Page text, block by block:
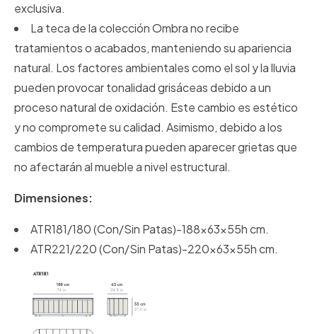
exclusiva.
La teca de la colección Ombra no recibe
tratamientos o acabados, manteniendo su apariencia
natural. Los factores ambientales como el sol y la lluvia
pueden provocar tonalidad grisáceas debido a un
proceso natural de oxidación. Este cambio es estético
y no compromete su calidad. Asimismo, debido a los
cambios de temperatura pueden aparecer grietas que
no afectarán al mueble a nivel estructural.
Dimensiones:
ATR181/180 (Con/Sin Patas)-188x63x55h cm.
ATR221/220 (Con/Sin Patas)-220x63x55h cm.